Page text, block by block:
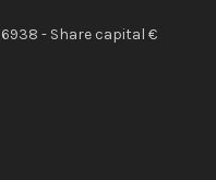
- Share capital €